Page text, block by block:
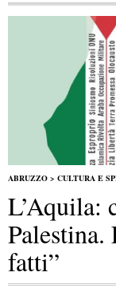
ABRUZZO > CULTURA E
L’Aquila:
fatti”